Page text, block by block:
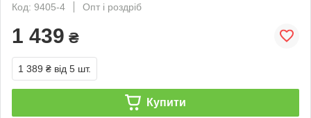
Код: 9405-4
Опт і роздріб
1 439 ₴
1 389 ₴ від 5 шт.
Купити